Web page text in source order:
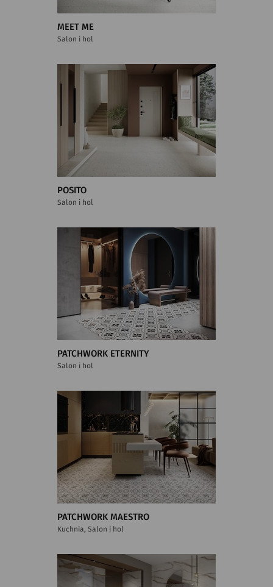
MEET ME
Salon i hol
POSITO
Salon i hol
PATCHWORK ETERNITY
Salon i hol
PATCHWORK MAESTRO
Kuchnia, Salon i hol